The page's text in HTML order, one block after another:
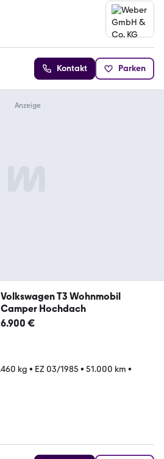
Kontakt Parken
Volkswagen T3 Wohnmobil
Camper Hochdach
6.900 €
kg • EZ 03/1985 • 51.000 km •